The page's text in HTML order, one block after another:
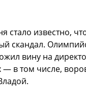
стало известно,
скандал.
вину на
— в том числе,